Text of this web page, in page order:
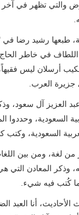
والتي تظهر في آخر
رشيد رضا في
اللطاف في خاطر
أرسلان ليس
جزيرة العرب.
العزيز آل سعود،
السعودية، وحددوا
السعودية، وكتب
ومن بين اللغات
المعادن التي
ما كُتب فيه شيء.
أنا